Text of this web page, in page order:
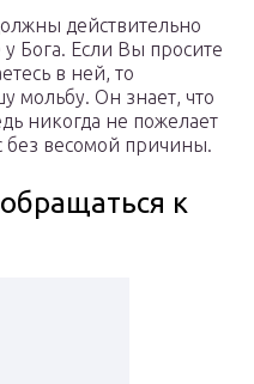
действительно
у Бога. Если Вы просите
в ней, то
мольбу. Он знает, что
никогда не пожелает
без весомой причины.
к